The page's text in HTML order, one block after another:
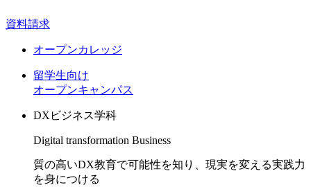
資料請求
オープンカレッジ
留学生向け
オープンキャンパス
DXビジネス学科
Digital transformation Business
質の高いDX教育で可能性を知り、現実を変える実践力
を身につける